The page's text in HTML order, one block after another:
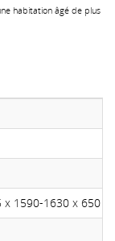
habitation âgé de plus
x 1590-1630 x 650